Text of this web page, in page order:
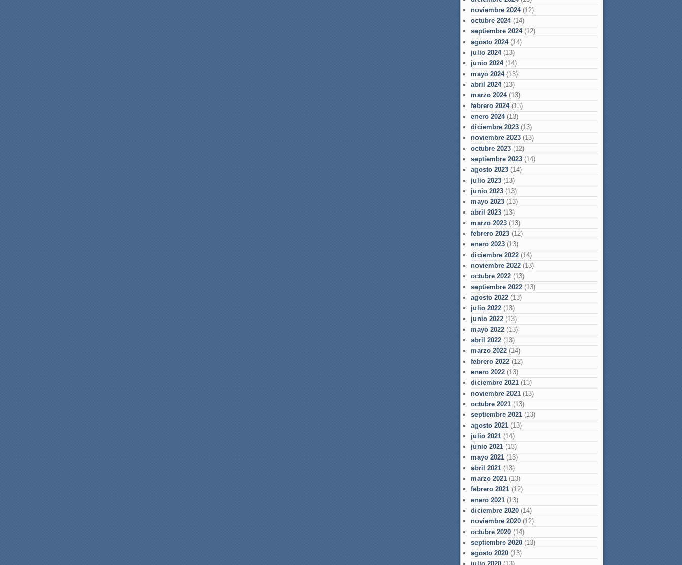
noviembre 2024(12)
octubre 2024(14)
septiembre 2024(12)
agosto 2024(14)
julio 2024(13)
junio 2024(14)
mayo 2024(13)
abril 2024(13)
marzo 2024(13)
febrero 2024(13)
enero 2024(13)
diciembre 2023 (13)
noviembre 2023 (13)
octubre 2023 (12)
septiembre 2023 (14)
agosto 2023 (14)
julio 2023 (13)
junio 2023 (13)
mayo 2023 (13)
abril 2023 (13)
marzo 2023 (13)
febrero 2023 (12)
enero 2023 (13)
diciembre 2022 (14)
noviembre 2022 (13)
octubre 2022 (13)
septiembre 2022 (13)
agosto 2022 (13)
julio 2022 (13)
junio 2022 (13)
mayo 2022 (13)
abril 2022 (13)
marzo 2022 (14)
febrero 2022 (12)
enero 2022 (13)
diciembre 2021 (13)
noviembre 2021 (13)
octubre 2021 (13)
septiembre 2021 (13)
agosto 2021 (13)
julio 2021 (14)
junio 2021 (13)
mayo 2021 (13)
abril 2021 (13)
marzo 2021 (13)
febrero 2021 (12)
enero 2021 (13)
diciembre 2020 (14)
noviembre 2020 (12)
octubre 2020 (14)
septiembre 2020 (13)
agosto 2020 (13)